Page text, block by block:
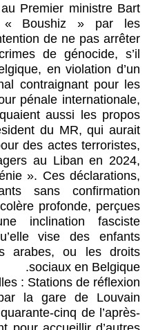
Premier ministre Bart
« Boushiz » par les
de ne pas arrêter
de génocide, s’il
en violation d’un
contraignant pour les
pénale internationale,
aussi les propos
du MR, qui aurait
des actes terroristes,
au Liban en 2024,
». Ces déclarations,
sans confirmation
profonde, perçues
inclination fasciste
vise des enfants
arabes, ou les droits
sociaux en Belgique.
: Stations de réflexion
la gare de Louvain
cinq de l’après-